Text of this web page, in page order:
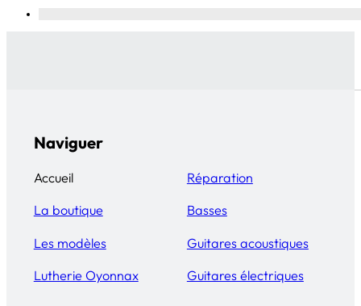
Naviguer
Accueil
La boutique
Les modèles
Lutherie Oyonnax
Réparation
Basses
Guitares acoustiques
Guitares électriques